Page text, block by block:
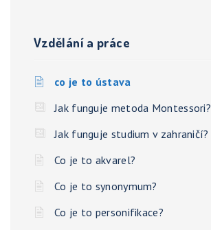
Vzdělání a práce
co je to ústava
Jak funguje metoda Montessori?
Jak funguje studium v zahraničí?
Co je to akvarel?
Co je to synonymum?
Co je to personifikace?